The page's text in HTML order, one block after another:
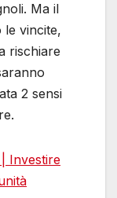
Ma il
le vincite,
rischiare
2 sensi
Investire